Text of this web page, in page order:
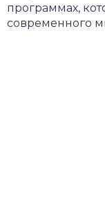
программах,
современного